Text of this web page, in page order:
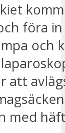
föra
och
att
med